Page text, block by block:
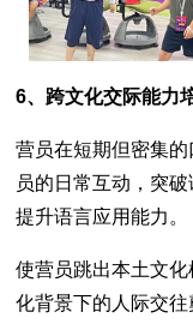
6、跨文化交际能力
营员在短期但密集
员的日常互动，突
提升语言应用能力。
使营员跳出本土文化
化背景下的人际交往